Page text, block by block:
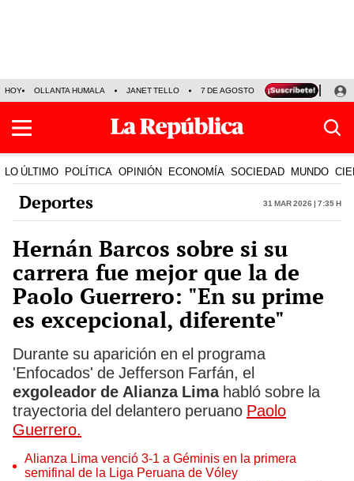
HOY OLLANTA HUMALA JANET TELLO 7 DE AGOSTO TINKA RESULTADOS
LO ÚLTIMO POLÍTICA OPINIÓN ECONOMÍA SOCIEDAD MUNDO
Deportes 31 Mar 2026 | 7:35 h
Hernán Barcos sobre si su
carrera fue mejor que la de
Paolo Guerrero: "En su prime
es excepcional, diferente"
Durante su aparición en el programa
'Enfocados' de Jefferson Farfán, el
exgoleador de Alianza Limahabló sobre la
trayectoria del delantero peruano Paolo
Guerrero.
Alianza Lima venció 3-1 a Géminis en la primera
semifinal de la Liga Peruana de Vóley